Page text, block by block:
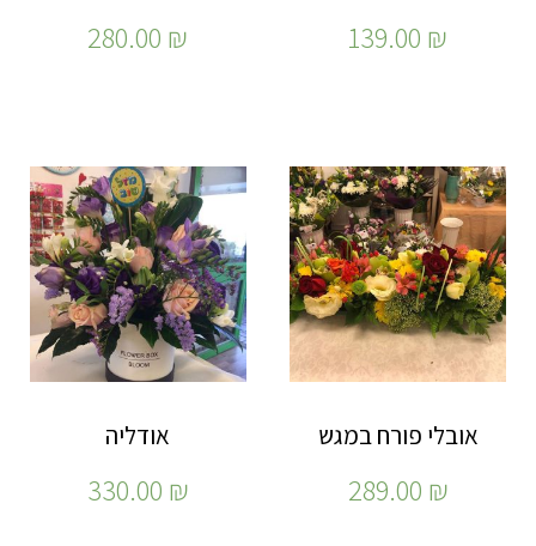
139.00 ₪
280.00 ₪
אובלי פורח במגש
289.00 ₪
אודליה
330.00 ₪